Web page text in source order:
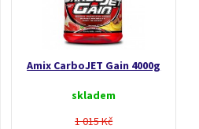
Amix CarboJET Gain 4000g
skladem
1 015 Kč